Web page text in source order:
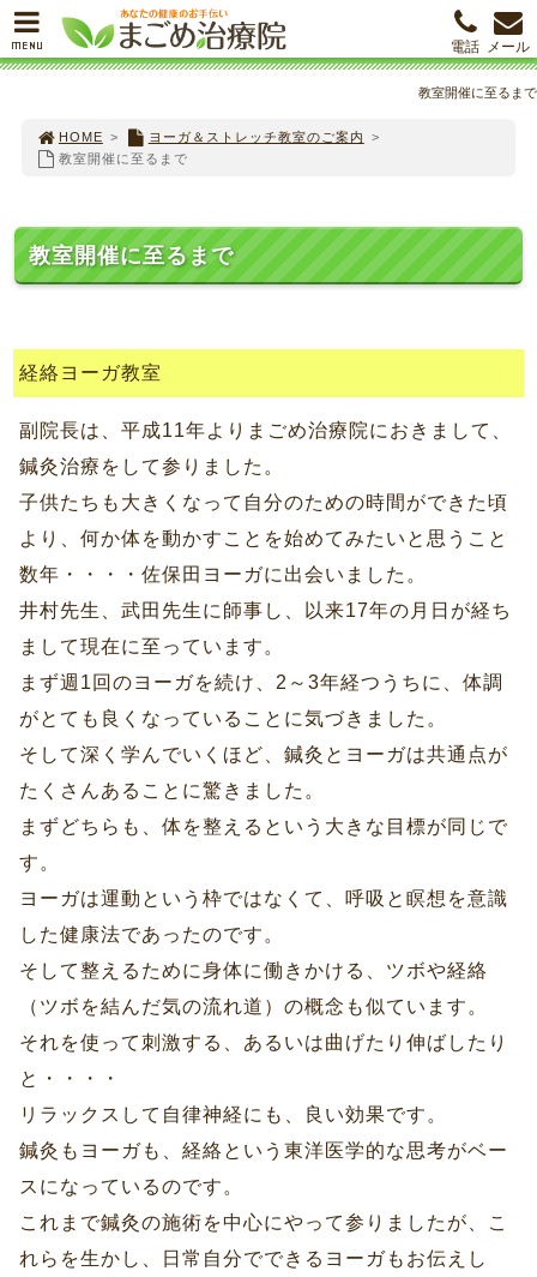
教室開催に至るまで
HOME > ヨーガ＆ストレッチ教室のご案内
>
教室開催に至るまで
教室開催に至るまで
経絡ヨーガ教室
副院長は、平成11年よりまごめ治療院におきまして、
鍼灸治療をして参りました。
子供たちも大きくなって自分のための時間ができた頃
より、何か体を動かすことを始めてみたいと思うこと
数年・・・・佐保田ヨーガに出会いました。
井村先生、武田先生に師事し、以来17年の月日が経ち
まして現在に至っています。
まず週1回のヨーガを続け、2～3年経つうちに、体調
がとても良くなっていることに気づきました。
そして深く学んでいくほど、鍼灸とヨーガは共通点が
たくさんあることに驚きました。
まずどちらも、体を整えるという大きな目標が同じで
す。
ヨーガは運動という枠ではなくて、呼吸と瞑想を意識
した健康法であったのです。
そして整えるために身体に働きかける、ツボや経絡
（ツボを結んだ気の流れ道）の概念も似ています。
それを使って刺激する、あるいは曲げたり伸ばしたり
と・・・・
リラックスして自律神経にも、良い効果です。
鍼灸もヨーガも、経絡という東洋医学的な思考がベー
スになっているのです。
これまで鍼灸の施術を中心にやって参りましたが、こ
れらを生かし、日常自分でできるヨーガもお伝えし
MENU メール
電話